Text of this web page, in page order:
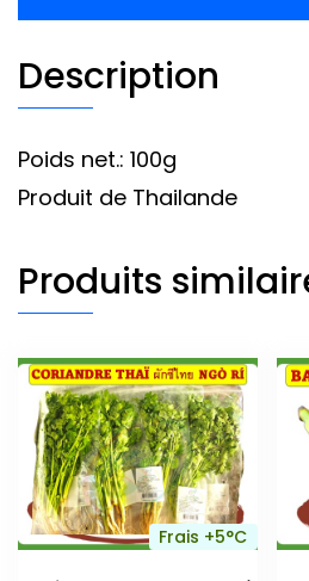
Description
Poids net.: 100g
Produit de Thailande
Produits
Frais +5°C